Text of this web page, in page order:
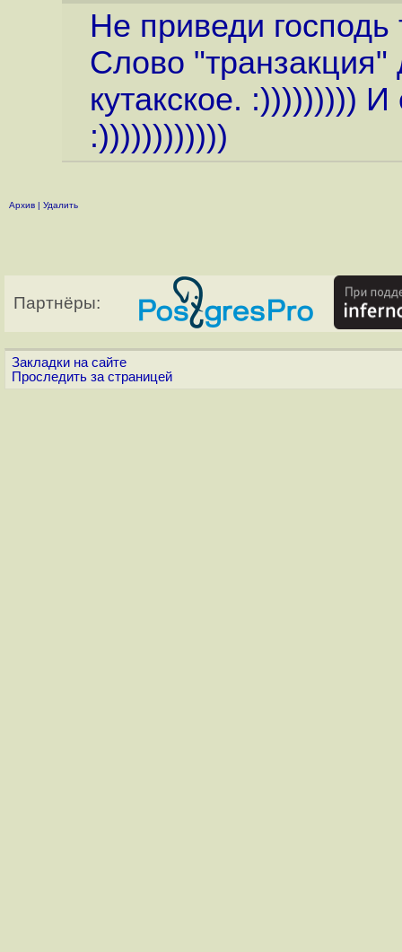
Не приведи
Слово "транзакция"
кутакское. :)))))))))
:))))))))))))
Архив | Удалить
Партнёры:
Закладки на сайте
Проследить за страницей